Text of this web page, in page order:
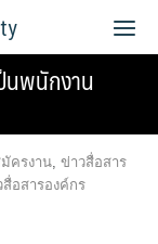
นพนักงาน
ครงาน, ข่าวสื่อสาร
สื่อสารองค์กร